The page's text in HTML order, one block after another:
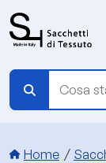
Briciole di pane
Home